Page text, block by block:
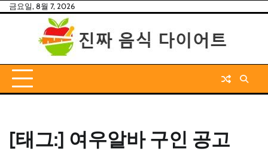
Skip금요일, 8월 7, 2026
[태그:] 여우알바 구인 공고